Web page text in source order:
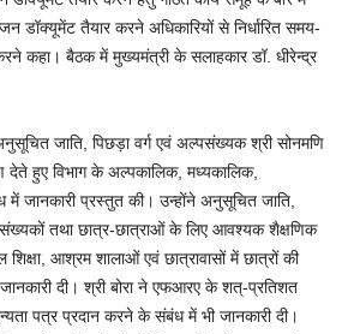
डॉक्यूमेंट तैयार करने अधिकारियों से निर्धारित समय-
करने कहा। बैठक में मुख्यमंत्री के सलाहकार डॉ. धीरेन्द्र
जाति, पिछड़ा वर्ग एवं अल्पसंख्यक श्री सोनमणि
देते हुए विभाग के अल्पकालिक, मध्यकालिक,
जानकारी प्रस्तुत की। उन्होंने अनुसूचित जाति,
तथा छात्र-छात्राओं के लिए आवश्यक शैक्षणिक
आश्रम शालाओं एवं छात्रावासों में छात्रों की
दी। श्री बोरा ने एफआरए के शत्-प्रतिशत
पत्र प्रदान करने के संबंध में भी जानकारी दी।